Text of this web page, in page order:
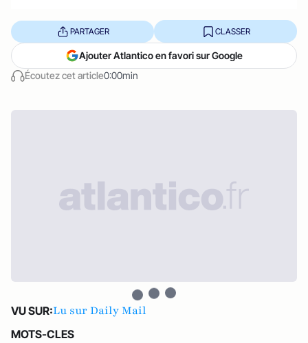
Écoutez cet article0:00min
PARTAGER CLASSER
Ajouter Atlantico en favori sur Google
VU SUR:Lu sur Daily Mail
MOTS-CLES